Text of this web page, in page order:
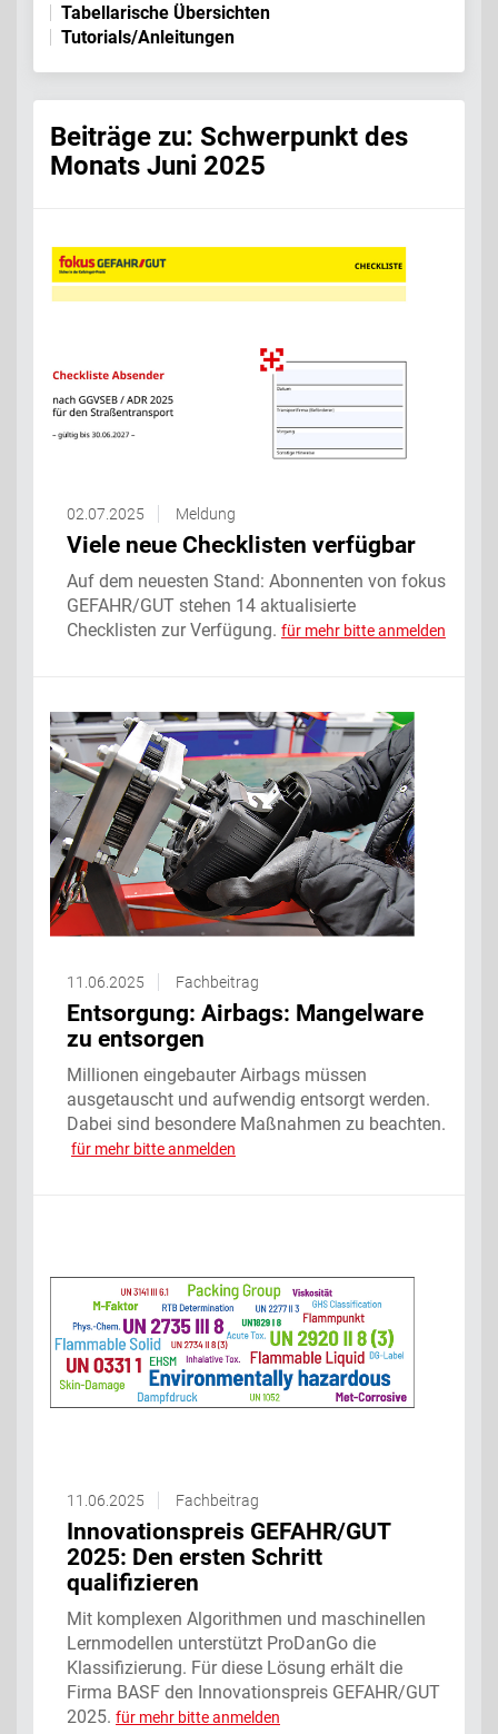
Tabellarische Übersichten
Tutorials/Anleitungen
Beiträge zu: Schwerpunkt des
Monats Juni 2025
02.07.2025 Meldung
Viele neue Checklisten verfügbar
Auf dem neuesten Stand: Abonnenten von fokus
GEFAHR/GUT stehen 14 aktualisierte
Checklisten zur Verfügung. für mehr bitte anmelden
11.06.2025 Fachbeitrag
Entsorgung: Airbags: Mangelware
zu entsorgen
Millionen eingebauter Airbags müssen
ausgetauscht und aufwendig entsorgt werden.
Dabei sind besondere Maßnahmen zu beachten.
für mehr bitte anmelden
11.06.2025 Fachbeitrag
Innovationspreis GEFAHR/GUT
2025: Den ersten Schritt
qualifizieren
Mit komplexen Algorithmen und maschinellen
Lernmodellen unterstützt ProDanGo die
Klassifizierung. Für diese Lösung erhält die
Firma BASF den Innovationspreis GEFAHR/GUT
2025. für mehr bitte anmelden